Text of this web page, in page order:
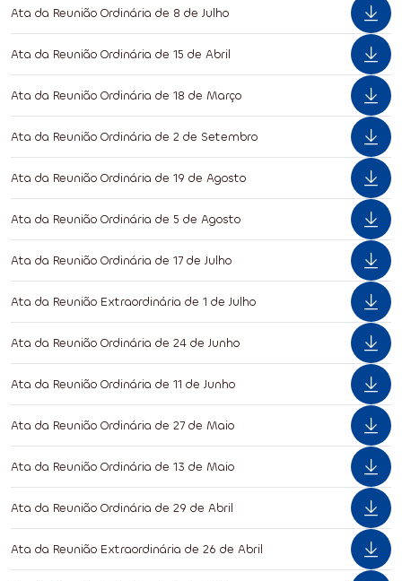
Ata da Reunião Ordinária de 8 de Julho
Ata da Reunião Ordinária de 15 de Abril
Ata da Reunião Ordinária de 18 de Março
Ata da Reunião Ordinária de 2 de Setembro
Ata da Reunião Ordinária de 19 de Agosto
Ata da Reunião Ordinária de 5 de Agosto
Ata da Reunião Ordinária de 17 de Julho
Ata da Reunião Extraordinária de 1 de Julho
Ata da Reunião Ordinária de 24 de Junho
Ata da Reunião Ordinária de 11 de Junho
Ata da Reunião Ordinária de 27 de Maio
Ata da Reunião Ordinária de 13 de Maio
Ata da Reunião Ordinária de 29 de Abril
Ata da Reunião Extraordinária de 26 de Abril